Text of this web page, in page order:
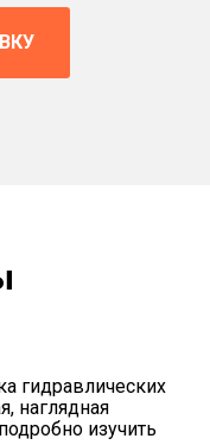
гидравлических
наглядная
изучить